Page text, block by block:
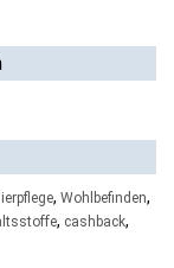
, Wohlbefinden,
, cashback,